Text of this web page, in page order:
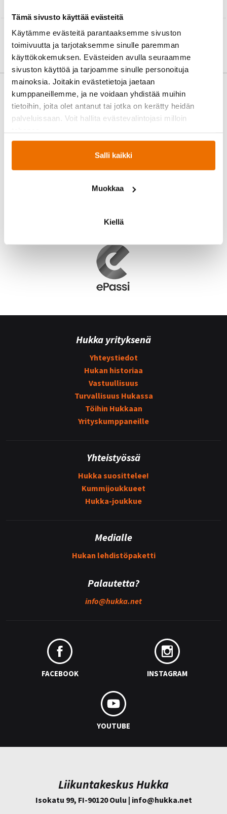
Tämä sivusto käyttää evästeitä
Käytämme evästeitä parantaaksemme sivuston
toimivuutta ja tarjotaksemme sinulle paremman
käyttökokemuksen. Evästeiden avulla seuraamme
sivuston käyttöä ja tarjoamme sinulle personoituja
mainoksia. Joitakin evästetietoja jaetaan
kumppaneillemme, ja ne voidaan yhdistää muihin
tietoihin, joita olet antanut tai jotka on kerätty heidän
palveluissaan. Voit hallita evästevalintojasi milloin
Salli kaikki
Muokkaa
Kiellä
Hukka yrityksenä
Yhteystiedot
Hukan historiaa
Vastuullisuus
Turvallisuus Hukassa
Töihin Hukkaan
Yrityskumppaneille
Yhteistyössä
Hukka suosittelee!
Kummijoukkueet
Hukka-joukkue
Medialle
Hukan lehdistöpaketti
Palautetta?
info@hukka.net
FACEBOOK INSTAGRAM
YOUTUBE
Liikuntakeskus Hukka
Isokatu 99, FI-90120 Oulu | info@hukka.net